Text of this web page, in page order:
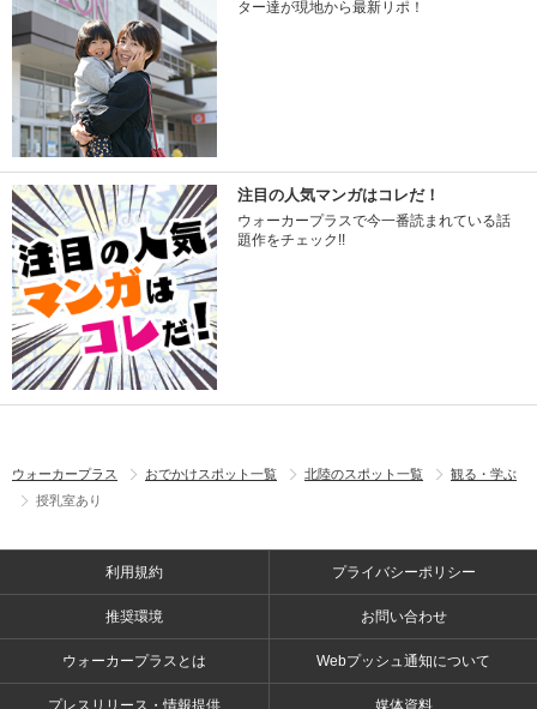
ター達が現地から最新リポ！
注目の人気マンガはコレだ！
ウォーカープラスで今一番読まれている話
題作をチェック!!
ウォーカープラス おでかけスポット一覧 北陸のスポット一覧
観る・学ぶ
授乳室あり
利用規約 プライバシーポリシー
推奨環境 お問い合わせ
ウォーカープラスとは Webプッシュ通知について
プレスリリース・情報提供 媒体資料